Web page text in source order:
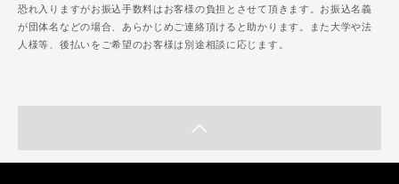
恐れ入りますがお振込手数料はお客様の負担とさせて頂きます。お振込名義
が団体名などの場合、あらかじめご連絡頂けると助かります。また大学や法
人様等、後払いをご希望のお客様は別途相談に応じます。